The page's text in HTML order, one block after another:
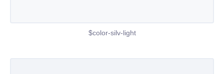
$color-silv-light